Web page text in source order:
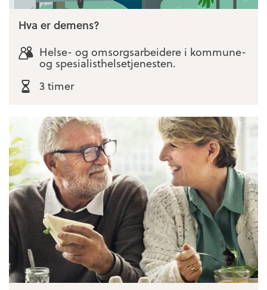
Hva er demens?
Helse- og omsorgsarbeidere i kommune-
og spesialisthelsetjenesten.
3 timer